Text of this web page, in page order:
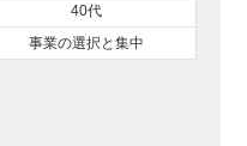
40代
事業の選択と集中